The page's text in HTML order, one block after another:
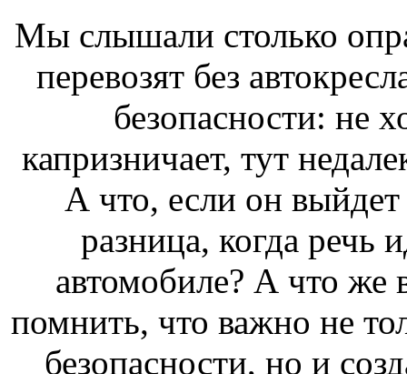
Мы слышали столько
перевозят без
безопасности: не
капризничает, тут
А что, если он
разница, когда речь
автомобиле? А что же
помнить, что важно не
безопасности, но и